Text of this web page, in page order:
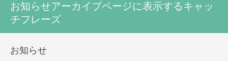
お知らせアーカイブページに表示するキャッ
チフレーズ
お知らせ
カウンセリング/講座